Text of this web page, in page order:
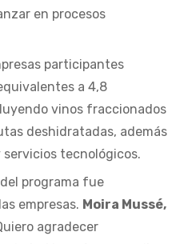
en procesos
participantes
a 4,8
vinos fraccionados
deshidratadas, además
servicios tecnológicos.
programa fue
empresas. Moira Mussé,
agradecer